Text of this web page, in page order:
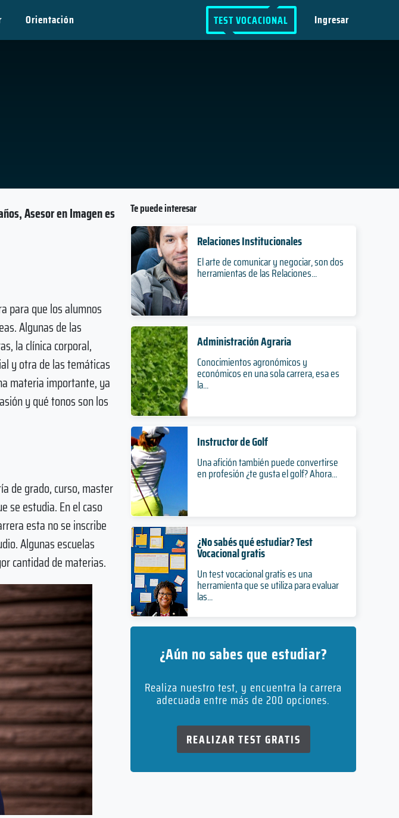
Orientación TEST VOCACIONAL Ingresar
Asesor en Imagen es
para que los alumnos
Algunas de las
la clínica corporal,
y otra de las temáticas
materia importante, ya
y qué tonos son los
de grado, curso, master
se estudia. En el caso
esta no se inscribe
Algunas escuelas
cantidad de materias.
Te puede interesar
Relaciones Institucionales
El arte de comunicar y negociar, son dos
herramientas de las Relaciones...
Administración Agraria
Conocimientos agronómicos y
económicos en una sola carrera, esa es
la...
Instructor de Golf
Una afición también puede convertirse
en profesión ¿te gusta el golf? Ahora...
¿No sabés qué estudiar? Test
Vocacional gratis
Un test vocacional gratis es una
herramienta que se utiliza para evaluar
las...
¿Aún no sabes que estudiar?
Realiza nuestro test, y encuentra la carrera
adecuada entre más de 200 opciones.
REALIZAR TEST GRATIS